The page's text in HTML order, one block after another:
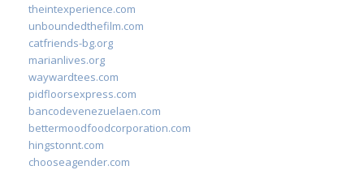
theintexperience.com
unboundedthefilm.com
catfriends-bg.org
marianlives.org
waywardtees.com
pidfloorsexpress.com
bancodevenezuelaen.com
bettermoodfoodcorporation.com
hingstonnt.com
chooseagender.com